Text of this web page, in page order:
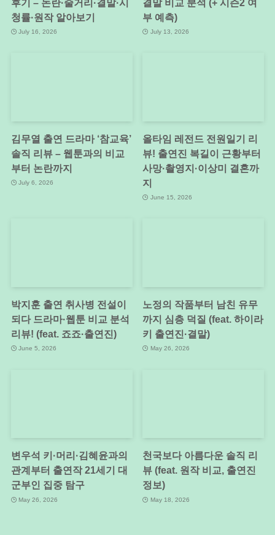
청률·원작 알아보기
July 16, 2026
부 예측)
July 13, 2026
김무열 출연 드라마 ‘참교육’
솔직 리뷰 – 웹툰과의 비교
부터 논란까지
July 6, 2026
올타임 레전드 전원일기 리
뷰! 출연진 복길이 근황부터
사망·촬영지·이상미 결혼까
지
June 15, 2026
박지훈 출연 취사병 전설이
되다 드라마·웹툰 비교 분석
리뷰! (feat. 죠죠·출연진)
June 5, 2026
노정의 작품부터 남친 유무
까지 심층 덕질 (feat. 하이라
키 출연진·결말)
May 26, 2026
변우석 키·머리·김혜윤과의
관계부터 출연작 21세기 대
군부인 집중 탐구
May 26, 2026
천국보다 아름다운 솔직 리
뷰 (feat. 원작 비교, 출연진
정보)
May 18, 2026